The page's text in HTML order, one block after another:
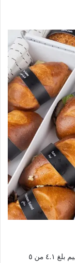
حصل مقهى ومخبز تشنك على جوجل على تقييم بلغ ٤.١ من ٥